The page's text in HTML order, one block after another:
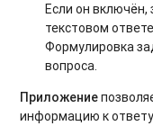
Если он включён,
текстовом
Формулировка
вопроса.
Приложение
информацию к